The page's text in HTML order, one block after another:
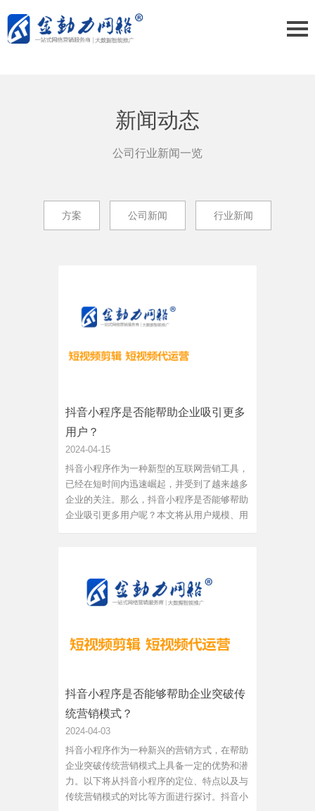
新闻动态
公司行业新闻一览
方案 公司新闻 行业新闻
抖音小程序是否能帮助企业吸引更多
用户？
2024-04-15
抖音小程序作为一种新型的互联网营销工具，
已经在短时间内迅速崛起，并受到了越来越多
企业的关注。那么，抖音小程序是否能够帮助
企业吸引更多用户呢？本文将从用户规模、用
其中月活跃用户超过4亿。...
抖音小程序是否能够帮助企业突破传
统营销模式？
2024-04-03
抖音小程序作为一种新兴的营销方式，在帮助
企业突破传统营销模式上具备一定的优势和潜
力。以下将从抖音小程序的定位、特点以及与
传统营销模式的对比等方面进行探讨。抖音小